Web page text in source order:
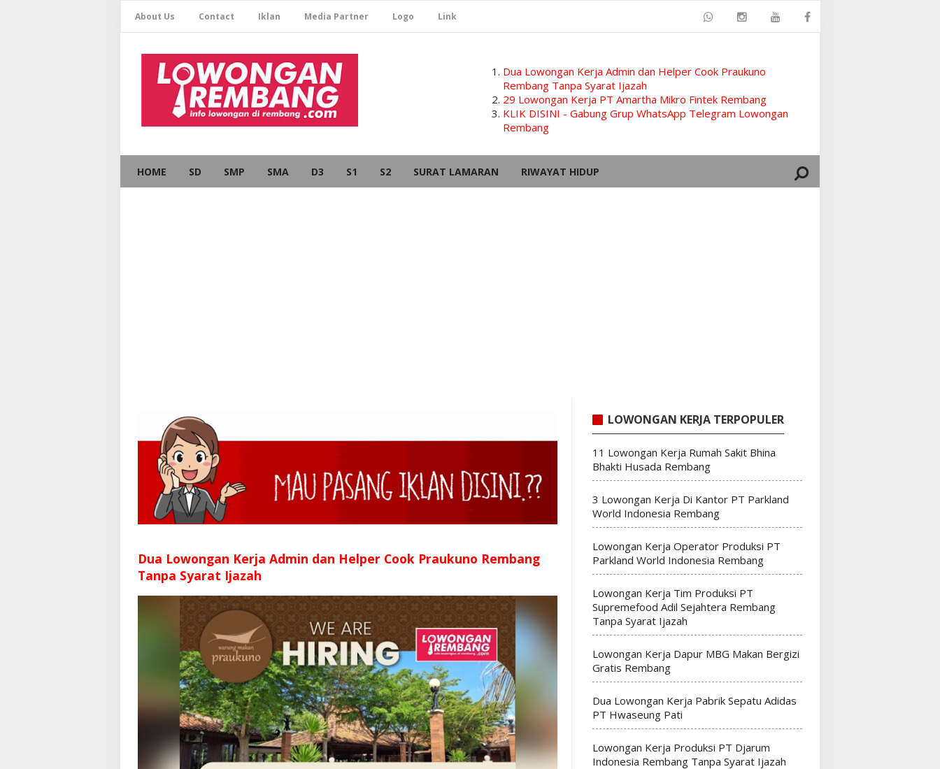
About Us Contact Iklan Media Partner Logo Link
Dua Lowongan Kerja Admin dan Helper Cook Praukuno
Rembang Tanpa Syarat Ijazah
29 Lowongan Kerja PT Amartha Mikro Fintek Rembang
KLIK DISINI - Gabung Grup WhatsApp Telegram Lowongan
Rembang
HOME SD SMP SMA D3 S1 S2 SURAT LAMARAN RIWAYAT HIDUP
Dua Lowongan Kerja Admin dan Helper Cook Praukuno Rembang
Tanpa Syarat Ijazah
LOWONGAN KERJA TERPOPULER
11 Lowongan Kerja Rumah Sakit Bhina
Bhakti Husada Rembang
3 Lowongan Kerja Di Kantor PT Parkland
World Indonesia Rembang
Lowongan Kerja Operator Produksi PT
Parkland World Indonesia Rembang
Lowongan Kerja Tim Produksi PT
Supremefood Adil Sejahtera Rembang
Tanpa Syarat Ijazah
Lowongan Kerja Dapur MBG Makan Bergizi
Gratis Rembang
Dua Lowongan Kerja Pabrik Sepatu Adidas
PT Hwaseung Pati
Lowongan Kerja Produksi PT Djarum
Indonesia Rembang Tanpa Syarat Ijazah